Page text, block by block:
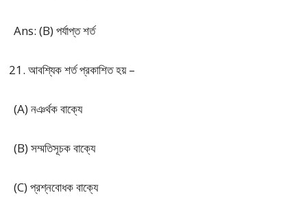
Ans: (B) পর্যাপ্ত শর্ত
আবশ্যিক শর্ত প্রকাশিত হয় –
(A) নঞর্থক বাক্যে
(B) সম্মতিসূচক বাক্যে
(C) প্রশ্নবোধক বাক্যে